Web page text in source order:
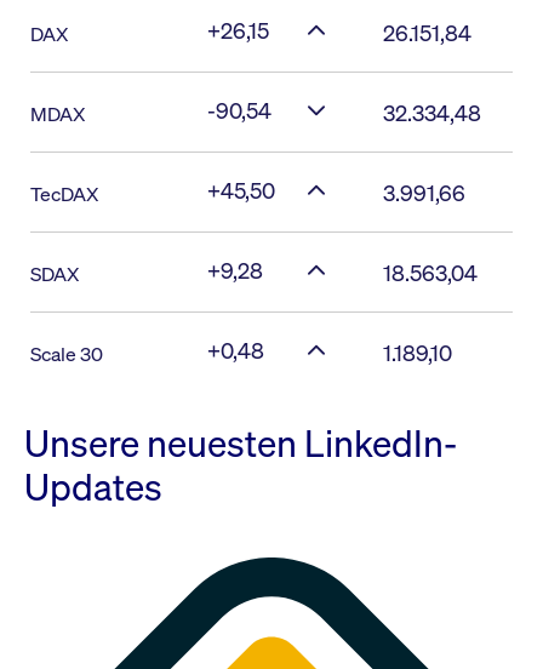
DAX +26,15 26.151,84
MDAX -90,54 32.334,48
TecDAX +45,50 3.991,66
SDAX +9,28 18.563,04
Scale 30 +0,48 1.189,10
Unsere neuesten LinkedIn-
Updates